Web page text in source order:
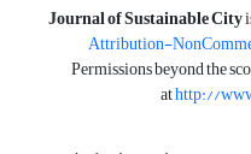
Journal of Sustainable City
Attribution-
Permissions beyond the
athttp://